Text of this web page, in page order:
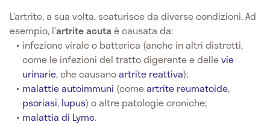
L’artrite, a sua volta, scaturisce da diverse condizioni. Ad
esempio, l’artrite acuta è causata da:
infezione virale o batterica (anche in altri distretti,
come le infezioni del tratto digerente e dellevie
urinarie, che causanoartrite reattiva);
malattie autoimmuni (comeartrite reumatoide,
psoriasi, lupus) o altre patologie croniche;
malattia di Lyme.